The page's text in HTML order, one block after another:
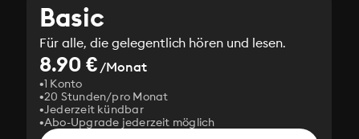
Basic
Für alle, die gelegentlich hören und lesen.
8.90 €/Monat
1 Konto
20 Stunden/pro Monat
Jederzeit kündbar
Abo-Upgrade jederzeit möglich